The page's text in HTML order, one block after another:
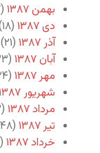
بهمن ۱۳۸۷
(۱۷)
دی ۱۳۸۷
(۱۸)
آذر ۱۳۸۷
(۲۱)
آبان ۱۳۸۷
(۳۳)
مهر ۱۳۸۷
(۳۴)
شهریور ۱۳۸۷
مرداد ۱۳۸۷
(۴۳)
تیر ۱۳۸۷
(۴۸)
خرداد ۱۳۸۷
(۲۹)